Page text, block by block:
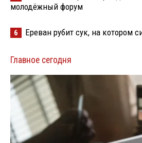
молодёжный форум
6 Ереван рубит сук, на котором
Главное сегодня